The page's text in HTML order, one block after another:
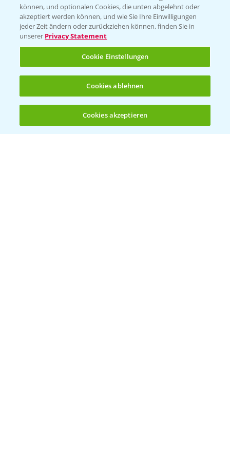
(noch 4)
Wetter Aktuell
BROSCHÜREN
Saatgut
Sonderkulturen
Verantwortung & Sorgfalt
können, und optionalen Cookies, die unten abgelehnt oder
akzeptiert werden können, und wie Sie Ihre Einwilligungen
jeder Zeit ändern oder zurückziehen können, finden Sie in
unserer Privacy Statement
Cookie Einstellungen
Cookies ablehnen
Cookies akzeptieren